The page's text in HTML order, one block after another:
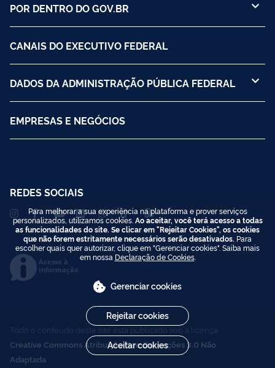
POR DENTRO DO GOV.BR
CANAIS DO EXECUTIVO FEDERAL
DADOS DA ADMINISTRAÇÃO PÚBLICA FEDERAL
EMPRESAS E NEGÓCIOS
REDES SOCIAIS
Acesso à
Informação
Todo o conteúdo deste site está publicado sob a licença
Creative Commons Atribuição-SemDerivações 3.0 Não
Adaptada
Para melhorar a sua experiência na plataforma e prover serviços
personalizados, utilizamos cookies. Ao aceitar, você terá acesso a todas
as funcionalidades do site. Se clicar em "Rejeitar Cookies", os cookies
que não forem estritamente necessários serão desativados. Para
escolher quais quer autorizar, clique em "Gerenciar cookies". Saiba mais
em nossa Declaração de Cookies.
Gerenciar cookies
Rejeitar cookies
Aceitar cookies